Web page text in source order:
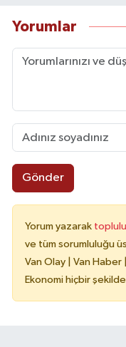
Yorumlar
Gönder
Yorum yazarak
ve tüm sorumluluğu
Van Olay | Van Haber
Ekonomi hiçbir